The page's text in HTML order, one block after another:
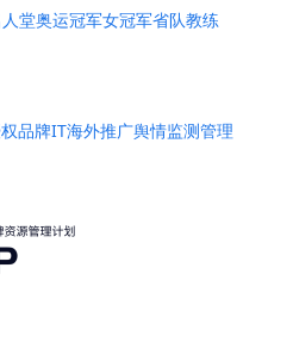
堂奥运冠军女冠军省队教练
品牌IT海外推广舆情监测管理